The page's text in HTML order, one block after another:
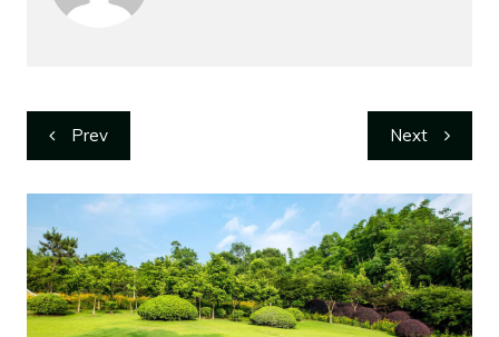
Nawigacja
wpisu
Prev Next